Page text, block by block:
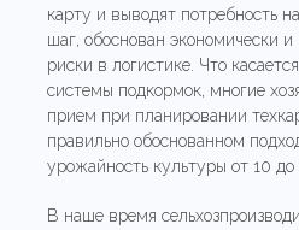
карту и выводят потребность
шаг, обоснован экономически и
риски в логистике. Что
системы подкормок, многие
прием при планировании
правильно обоснованном
урожайность культуры от 10 до
В наше время